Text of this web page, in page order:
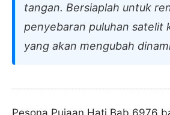
tangan. Bersiaplah untuk
penyebaran puluhan satelit
yang akan mengubah
Pesona Pujaan Hati Bab 6976